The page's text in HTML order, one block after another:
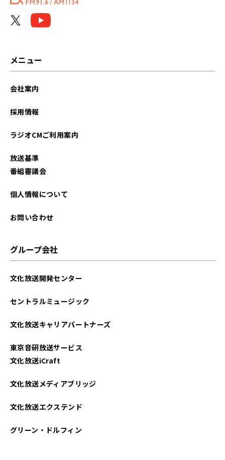
メニュー
会社案内
採用情報
ラジオCMご利用案内
放送基準
番組審議会
個人情報について
お問い合わせ
グループ会社
文化放送開発センター
セントラルミュージック
文化放送キャリアパートナーズ
東京音研放送サービス
文化放送iCraft
文化放送メディアブリッジ
文化放送エクステンド
グリーン・ドルフィン